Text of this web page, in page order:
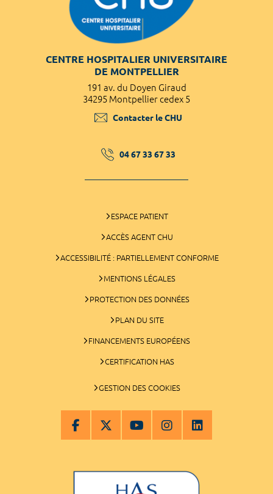
CENTRE HOSPITALIER UNIVERSITAIRE
DE MONTPELLIER
191 av. du Doyen Giraud
34295 Montpellier cedex 5
Contacter le CHU
04 67 33 67 33
ESPACE PATIENT
ACCÈS AGENT CHU
ACCESSIBILITÉ : PARTIELLEMENT CONFORME
MENTIONS LÉGALES
PROTECTION DES DONNÉES
PLAN DU SITE
FINANCEMENTS EUROPÉENS
CERTIFICATION HAS
GESTION DES COOKIES